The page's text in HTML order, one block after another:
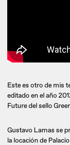
Este es otro de mis
editado en el año
Future del sello
Gustavo Lamas se
la locación de